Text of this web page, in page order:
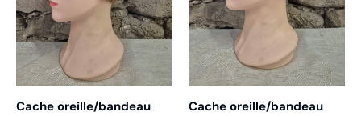
Cache oreille/bandeau Cache oreille/bandeau